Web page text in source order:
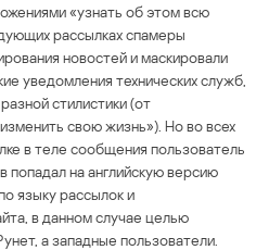
«узнать об этом всю
рассылках спамеры
новостей и маскировали
уведомления технических служб,
стилистики (от
свою жизнь»). Но во всех
в теле сообщения пользователь
попадал на английскую версию
языку рассылок и
в данном случае целью
а западные пользователи.